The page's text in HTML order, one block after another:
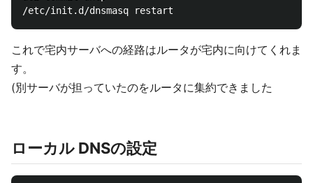
これで宅内サーバへの経路はルータが宅内に向けてくれま
す。
(別サーバが担っていたのをルータに集約できました
ローカル DNSの設定